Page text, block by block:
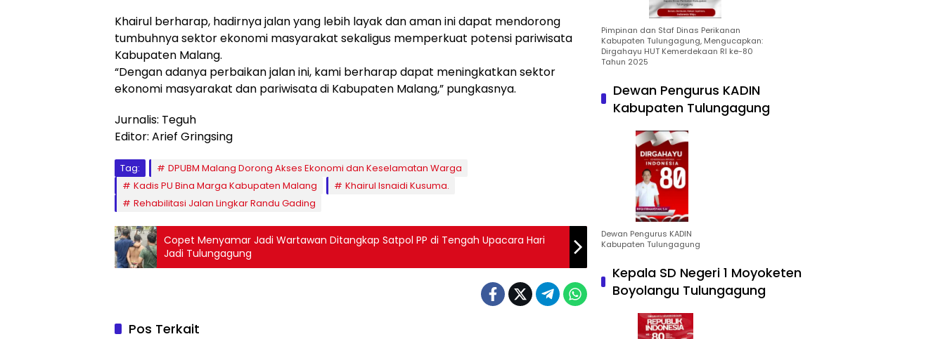
Khairul berharap, hadirnya jalan yang lebih layak dan aman ini dapat mendorong
tumbuhnya sektor ekonomi masyarakat sekaligus memperkuat potensi pariwisata
Kabupaten Malang.
“Dengan adanya perbaikan jalan ini, kami berharap dapat meningkatkan sektor
ekonomi masyarakat dan pariwisata di Kabupaten Malang,” pungkasnya.
Jurnalis: Teguh
Editor: Arief Gringsing
Tag:
DPUBM Malang Dorong Akses Ekonomi dan Keselamatan Warga
Kadis PU Bina Marga Kabupaten Malang
Khairul Isnaidi Kusuma.
Rehabilitasi Jalan Lingkar Randu Gading
Copet Menyamar Jadi Wartawan Ditangkap Satpol PP di Tengah Upacara Hari
Jadi Tulungagung
Pos Terkait
Pimpinan dan Staf Dinas Perikanan
Kabupaten Tulungagung, Mengucapkan:
Dirgahayu HUT Kemerdekaan RI ke-80
Tahun 2025
Dewan Pengurus KADIN
Kabupaten Tulungagung
Dewan Pengurus KADIN
Kabupaten Tulungagung
Kepala SD Negeri 1 Moyoketen
Boyolangu Tulungagung